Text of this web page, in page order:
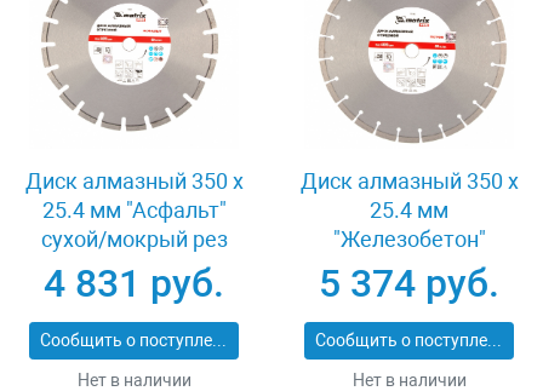
Диск алмазный 350 х
25.4 мм "Асфальт"
сухой/мокрый рез
Pro Matrix 731073
4 831 руб.
Сообщить о поступлении
Нет в наличии
Диск алмазный 350 х
25.4 мм
"Железобетон"
сухой/мокрый рез
Pro Matrix 731103
5 374 руб.
Сообщить о поступлении
Нет в наличии